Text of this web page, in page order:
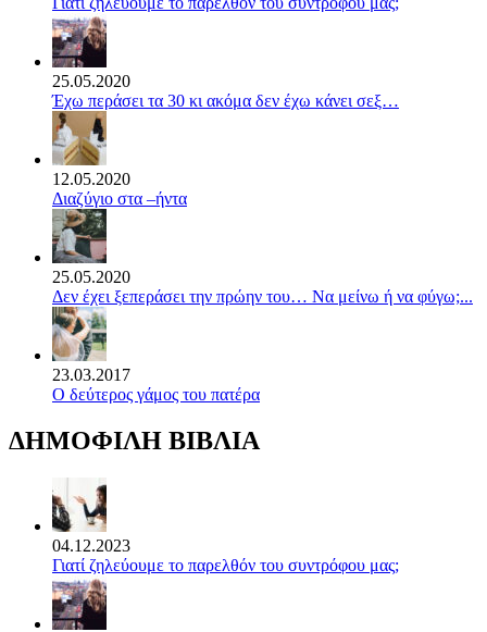
25.05.2020
Έχω περάσει τα 30 κι ακόμα δεν έχω κάνει σεξ…
12.05.2020
Διαζύγιο στα –ήντα
25.05.2020
Δεν έχει ξεπεράσει την πρώην του… Να μείνω ή να φύγω;...
23.03.2017
Ο δεύτερος γάμος του πατέρα
ΔΗΜΟΦΙΛΗ ΒΙΒΛΙΑ
04.12.2023
Γιατί ζηλεύουμε το παρελθόν του συντρόφου μας;